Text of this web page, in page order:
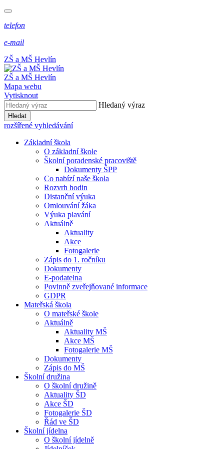
telefon
e-mail
ZŠ a MŠ Hevlín
ZŠ a MŠ Hevlín
Mapa webu
Vytisknout
Hledaný výraz
Hledat
rozšířené vyhledávání
Základní škola
O základní škole
Školní poradenské pracoviště
Dokumenty ŠPP
Co nabízí naše škola
Rozvrh hodin
Distanční výuka
Omlouvání žáka
Výuka plavání
Aktuálně
Aktuality
Akce
Fotogalerie
Zápis do 1. ročníku
Dokumenty
E-podatelna
Povinně zveřejňované informace
GDPR
Mateřská škola
O mateřské škole
Aktuálně
Aktuality MŠ
Akce MŠ
Fotogalerie MŠ
Dokumenty
Zápis do MŠ
Školní družina
O školní družině
Aktuality ŠD
Akce ŠD
Fotogalerie ŠD
Řád ve ŠD
Školní jídelna
O školní jídelně